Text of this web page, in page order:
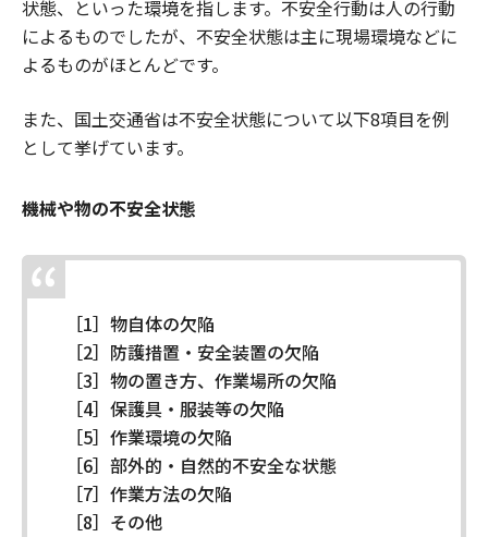
状態、といった環境を指します。不安全行動は人の行動
によるものでしたが、不安全状態は主に現場環境などに
よるものがほとんどです。
また、国土交通省は不安全状態について以下8項目を例
として挙げています。
機械や物の不安全状態
［1］物自体の欠陥
［2］防護措置・安全装置の欠陥
［3］物の置き方、作業場所の欠陥
［4］保護具・服装等の欠陥
［5］作業環境の欠陥
［6］部外的・自然的不安全な状態
［7］作業方法の欠陥
［8］その他